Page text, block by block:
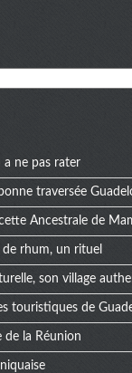
a ne pas rater
traversée
Ancestrale de
de rhum, un rituel
son village
touristiques de
de la Réunion